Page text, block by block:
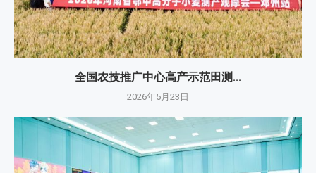
全国农技推广中心高产示范田测...
2026年5月23日